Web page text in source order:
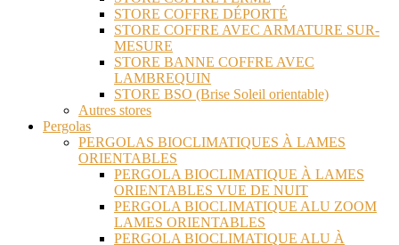
STORE COFFRE DÉPORTÉ
STORE COFFRE AVEC ARMATURE SUR-
MESURE
STORE BANNE COFFRE AVEC
LAMBREQUIN
STORE BSO (Brise Soleil orientable)
Autres stores
Pergolas
PERGOLAS BIOCLIMATIQUES À LAMES
ORIENTABLES
PERGOLA BIOCLIMATIQUE À LAMES
ORIENTABLES VUE DE NUIT
PERGOLA BIOCLIMATIQUE ALU ZOOM
LAMES ORIENTABLES
PERGOLA BIOCLIMATIQUE ALU À